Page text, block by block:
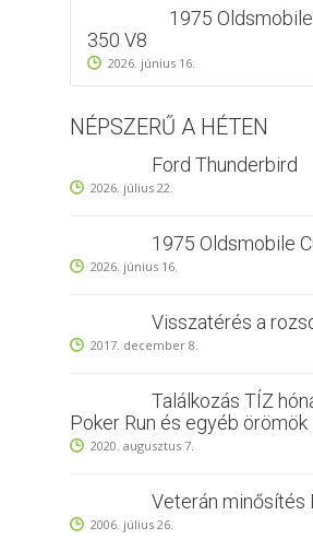
1975
350 V8
2026. június 16.
NÉPSZERŰ A HÉTEN
Ford Thunderbird
2026. július 22.
1975 Oldsmobile
2026. június 16.
Visszatérés a
2017. december 8.
Találkozás TÍZ
Poker Run és egyéb örömök
2020. augusztus 7.
Veterán minősítés
2006. július 26.